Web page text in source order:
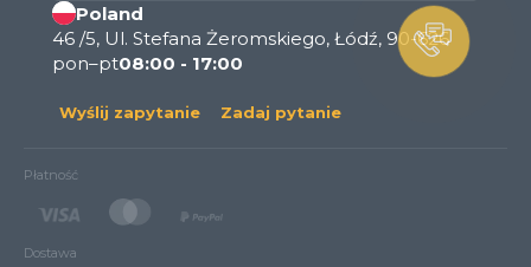
Poland
46 /5, Ul. Stefana Żeromskiego, Łódź, 90-626
pon–pt08:00 - 17:00
Wyślij zapytanie Zadaj pytanie
Płatność
Dostawa